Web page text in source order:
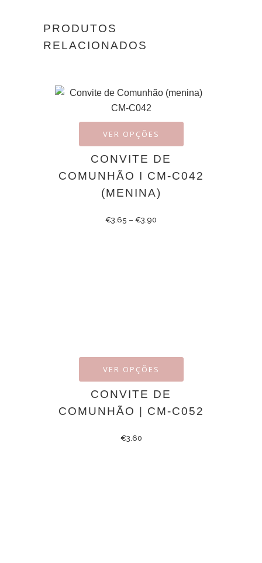
PRODUTOS
RELACIONADOS
VER OPÇÕES
CONVITE DE
COMUNHÃO I CM-C042
(MENINA)
€3.65 – €3.90
VER OPÇÕES
CONVITE DE
COMUNHÃO | CM-C052
€3.60